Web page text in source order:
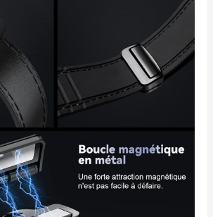
confiance totale. Votre
satisfaction est notre
priorité, à chaque étape